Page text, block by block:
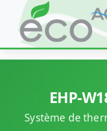
EHP-
Système de